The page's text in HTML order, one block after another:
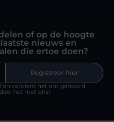
of op de hoogte
nieuws en
die ertoe doen?
Registreer hier
en verdient het om gehoord
het met ons!